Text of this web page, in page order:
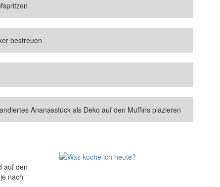
bestreuen
Ananasstück als Deko auf den Muffins plazieren
auf den
nach